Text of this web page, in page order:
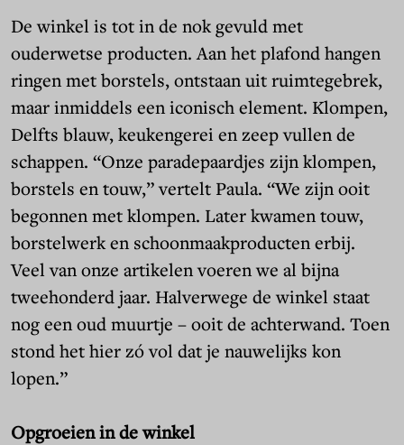
De winkel is tot in de nok gevuld met
ouderwetse producten. Aan het plafond hangen
ringen met borstels, ontstaan uit ruimtegebrek,
maar inmiddels een iconisch element. Klompen,
Delfts blauw, keukengerei en zeep vullen de
schappen. “Onze paradepaardjes zijn klompen,
borstels en touw,” vertelt Paula. “We zijn ooit
begonnen met klompen. Later kwamen touw,
borstelwerk en schoonmaakproducten erbij.
Veel van onze artikelen voeren we al bijna
tweehonderd jaar. Halverwege de winkel staat
nog een oud muurtje – ooit de achterwand. Toen
stond het hier zó vol dat je nauwelijks kon
lopen.”
Opgroeien in de winkel